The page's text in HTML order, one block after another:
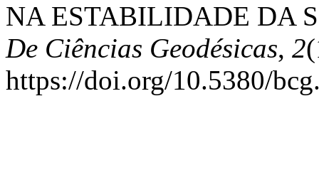
NA ESTABILIDADE DA
De Ciências Geodésicas, 2
https://doi.org/10.5380/